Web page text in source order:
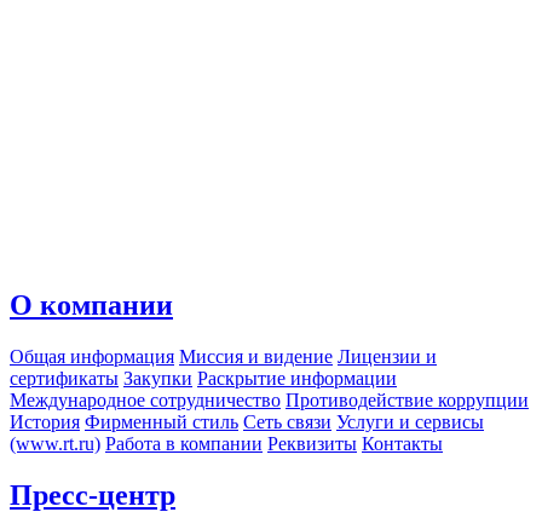
О компании
Общая информация Миссия и видение Лицензии и
сертификаты Закупки Раскрытие информации
Международное сотрудничество Противодействие коррупции
История Фирменный стиль Сеть связи Услуги и сервисы
(www.rt.ru) Работа в компании Реквизиты Контакты
Пресс-центр